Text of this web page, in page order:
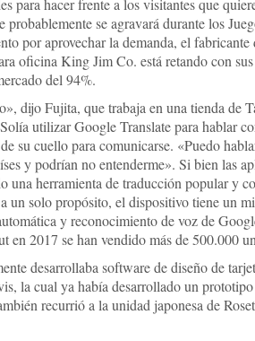
para hacer frente a los visitantes que
probablemente se agravará durante los
por aprovechar la demanda, el
oficina King Jim Co. está retando con
del 94%.
dijo Fujita, que trabaja en una tienda de
utilizar Google Translate para hablar
su cuello para comunicarse. «Puedo
y podrían no entenderme». Si bien las
una herramienta de traducción popular y
un solo propósito, el dispositivo tiene un
y reconocimiento de voz de
en 2017 se han vendido más de 500.000
desarrollaba software de diseño de
la cual ya había desarrollado un
recurrió a la unidad japonesa de